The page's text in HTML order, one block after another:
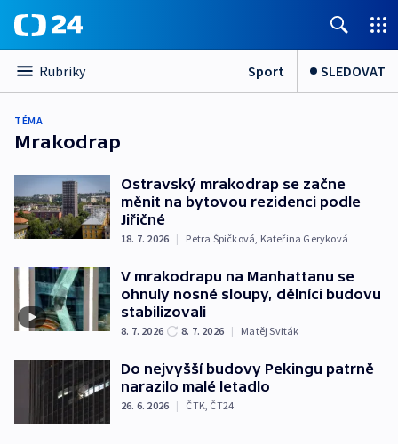
Rubriky Sport SLEDOVAT
TÉMA
Mrakodrap
Ostravský mrakodrap se začne
měnit na bytovou rezidenci podle
Jiřičné
18. 7. 2026 | Petra Špičková, Kateřina Geryková
V mrakodrapu na Manhattanu se
ohnuly nosné sloupy, dělníci budovu
stabilizovali
8. 7. 2026 8. 7. 2026 | Matěj Sviták
Do nejvyšší budovy Pekingu patrně
narazilo malé letadlo
26. 6. 2026 | ČTK, ČT24